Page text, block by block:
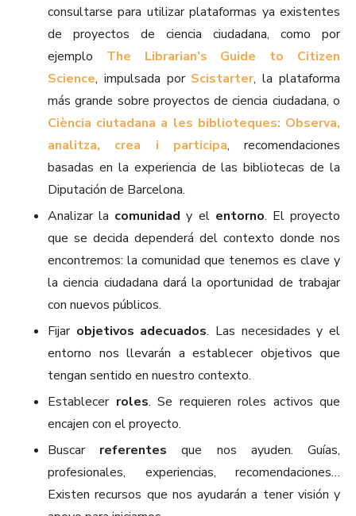
consultarse para utilizar plataformas ya existentes
de proyectos de ciencia ciudadana, como por
ejemplo The Librarian’s Guide to Citizen
Science, impulsada por Scistarter, la plataforma
más grande sobre proyectos de ciencia ciudadana, o
Ciència ciutadana a les biblioteques: Observa,
analitza, crea i participa, recomendaciones
basadas en la experiencia de las bibliotecas de la
Diputación de Barcelona.
Analizar la comunidad y el entorno. El proyecto
que se decida dependerá del contexto donde nos
encontremos: la comunidad que tenemos es clave y
la ciencia ciudadana dará la oportunidad de trabajar
con nuevos públicos.
Fijar objetivos adecuados. Las necesidades y el
entorno nos llevarán a establecer objetivos que
tengan sentido en nuestro contexto.
Establecer roles. Se requieren roles activos que
encajen con el proyecto.
Buscar referentes que nos ayuden. Guías,
profesionales, experiencias, recomendaciones…
Existen recursos que nos ayudarán a tener visión y